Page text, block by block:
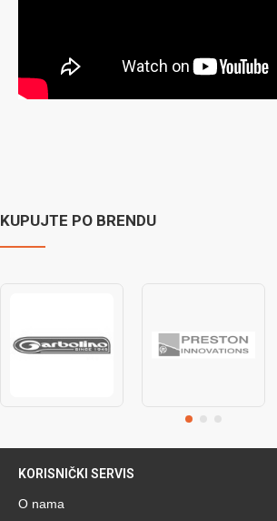
KUPUJTE PO BRENDU
KORISNIČKI SERVIS
O nama